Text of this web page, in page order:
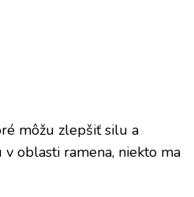
môžu zlepšiť silu a
oblasti ramena, niekto ma